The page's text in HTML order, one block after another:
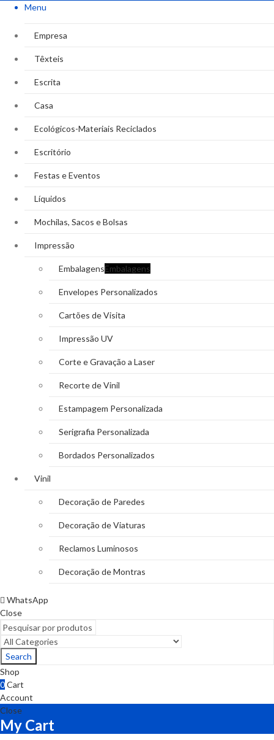
Menu
Empresa
Têxteis
Escrita
Casa
Ecológicos-Materiais Reciclados
Escritório
Festas e Eventos
Líquidos
Mochilas, Sacos e Bolsas
Impressão
EmbalagensEmbalagens
Envelopes Personalizados
Cartões de Visita
Impressão UV
Corte e Gravação a Laser
Recorte de Vinil
Estampagem Personalizada
Serigrafia Personalizada
Bordados Personalizados
Vinil
Decoração de Paredes
Decoração de Viaturas
Reclamos Luminosos
Decoração de Montras
WhatsApp
Close
Search
Shop
0Cart
Account
Close
My Cart